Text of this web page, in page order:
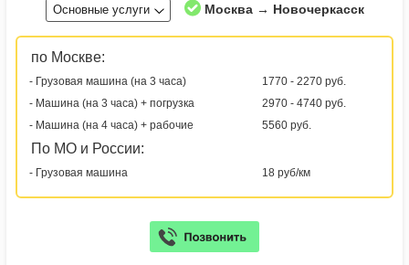
Основные услуги Москва → Новочеркасск
по Москве:
- Грузовая машина (на 3 часа)
1770 - 2270 руб.
- Машина (на 3 часа) + погрузка
2970 - 4740 руб.
- Машина (на 4 часа) + рабочие
5560 руб.
По МО и России:
- Грузовая машина 18 руб/км